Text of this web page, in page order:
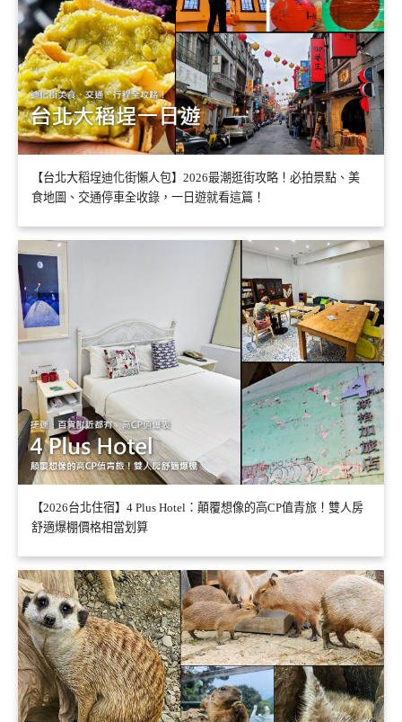
【台北大稻埕迪化街懶人包】2026最潮逛街攻略！必拍景點、美
食地圖、交通停車全收錄，一日遊就看這篇！
【2026台北住宿】4 Plus Hotel：顛覆想像的高CP值青旅！雙人房
舒適爆棚價格相當划算